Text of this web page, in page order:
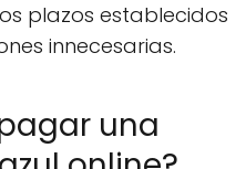
plazos establecidos
innecesarias.
una